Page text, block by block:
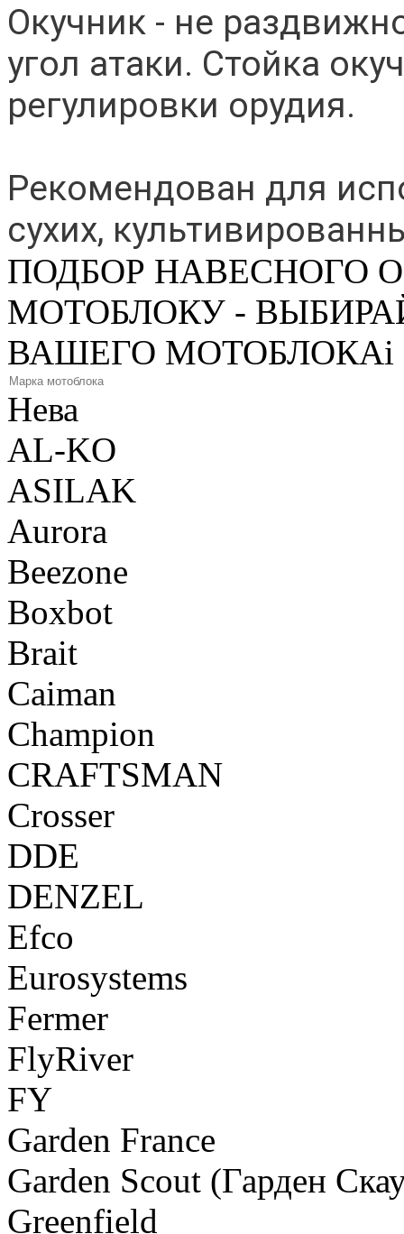
Окучник - не
угол атаки. Стойка
регулировки орудия.
Рекомендован для
сухих,
ПОДБОР НАВЕСНОГО
МОТОБЛОКУ -
ВАШЕГО МОТОБЛОКАi
Нева
AL-KO
ASILAK
Aurora
Beezone
Boxbot
Brait
Caiman
Champion
CRAFTSMAN
Crosser
DDE
DENZEL
Efco
Eurosystems
Fermer
FlyRiver
FY
Garden France
Garden Scout (Гарден
Greenfield